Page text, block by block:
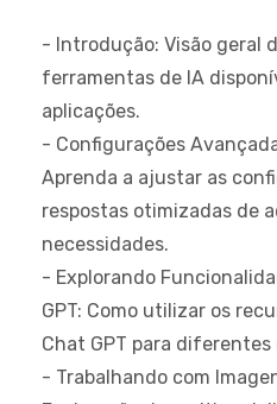
- Introdução: Visão geral
ferramentas de IA
aplicações.
- Configurações
Aprenda a ajustar as
respostas otimizadas de
necessidades.
- Explorando
GPT: Como utilizar os
Chat GPT para
- Trabalhando com